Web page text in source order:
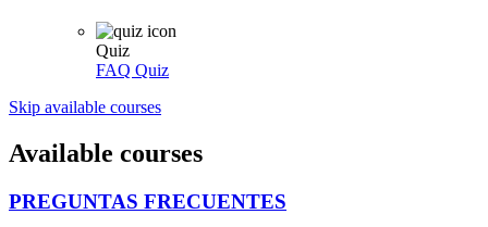
Quiz
FAQ Quiz
Skip available courses
Available courses
PREGUNTAS FRECUENTES